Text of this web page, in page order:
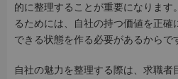
的に整理することが重要になります
るためには、自社の持つ価値を正
できる状態を作る必要があるからで
自社の魅力を整理する際は、求職者